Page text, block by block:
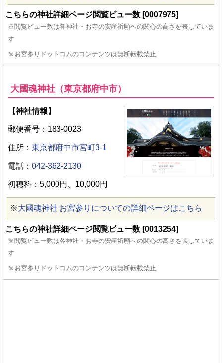
こちらの神社詳細ページ閲覧ビュー数 [0007975]
※閲覧ビュー数は各神社・お寺の安産祈願への関心の高さを表していま
す
※お宮参りドットコムのコンテンツは無断転載禁止
大國魂神社（東京都府中市）
【神社情報】
郵便番号：183-0023
住所： 東京都府中市宮町3-1
電話： 042-362-2130
初穂料：5,000円、10,000円
※大國魂神社 お宮参りについての詳細ページはこちら
こちらの神社詳細ページ閲覧ビュー数 [0013254]
※閲覧ビュー数は各神社・お寺の安産祈願への関心の高さを表していま
す
※お宮参りドットコムのコンテンツは無断転載禁止